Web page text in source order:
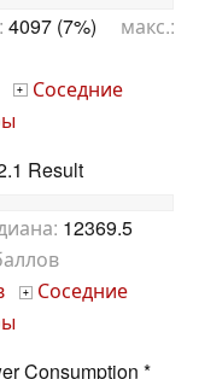
4097 (7%) макс.:
+ Соседние
Result
12369.5
+
Соседние
Consumption *